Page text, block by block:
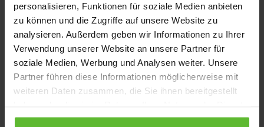
personalisieren, Funktionen für soziale Medien anbieten
zu können und die Zugriffe auf unsere Website zu
analysieren. Außerdem geben wir Informationen zu Ihrer
Verwendung unserer Website an unsere Partner für
soziale Medien, Werbung und Analysen weiter. Unsere
Partner führen diese Informationen möglicherweise mit
weiteren Daten zusammen, die Sie ihnen bereitgestellt
gesammelt haben.
Application error: a client-side exception has occurred
loading www.kurzwego.de (see the browser console for more
information).